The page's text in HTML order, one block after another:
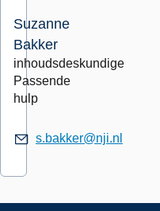
Suzanne
Bakker
inhoudsdeskundige
Passende
hulp
s.bakker@nji.nl